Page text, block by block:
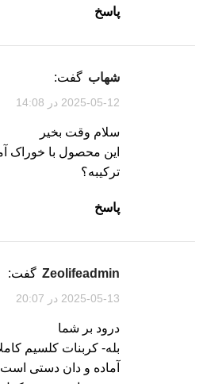
پاسخ
شهاب گفت:
2025-05-12 در 14:08
سلام وقت بخیر
این محصول با خوراک
ترکیبه؟
پاسخ
zeolifeadmin گفت:
2025-05-13 در 20:07
درود بر شما
بله- کربنات کلسیم
آماده و دان دستی است